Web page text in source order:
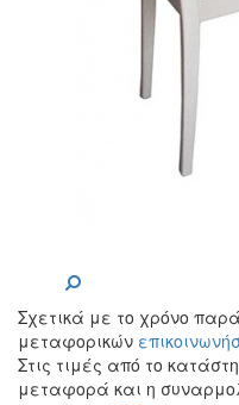
Σχετικά με το χρόνο
μεταφορικών
Στις τιμές από το
μεταφορά και η